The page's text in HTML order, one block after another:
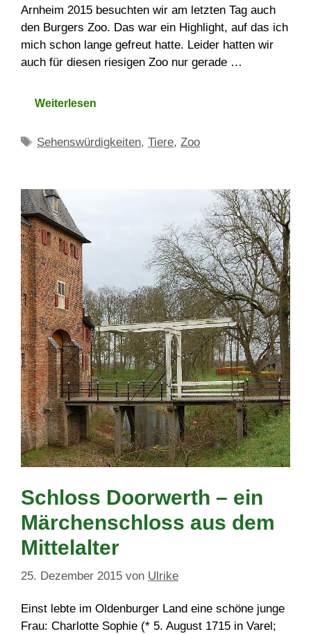
Arnheim 2015 besuchten wir am letzten Tag auch
den Burgers Zoo. Das war ein Highlight, auf das ich
mich schon lange gefreut hatte. Leider hatten wir
auch für diesen riesigen Zoo nur gerade …
Weiterlesen
Schlagwörter
Sehenswürdigkeiten,Tiere,Zoo
Schloss Doorwerth – ein
Märchenschloss aus dem
Mittelalter
25. Dezember 2015 von Ulrike
Einst lebte im Oldenburger Land eine schöne junge
Frau: Charlotte Sophie (* 5. August 1715 in Varel;